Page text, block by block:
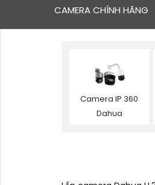
CAMERA CHÍNH HÃNG
Camera IP 360
Dahua